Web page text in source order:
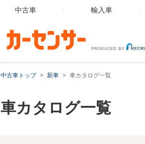
中古車 輸入車
中古車トップ 新車 車カタログ一覧
車カタログ一覧